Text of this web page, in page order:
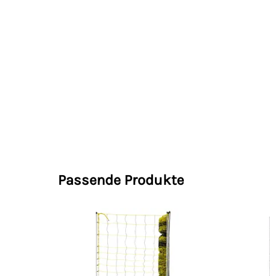
Passende Produkte